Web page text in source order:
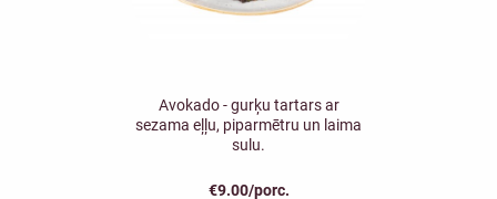
Avokado - gurķu tartars ar
sezama eļļu, piparmētru un laima
sulu.
€9.00/porc.